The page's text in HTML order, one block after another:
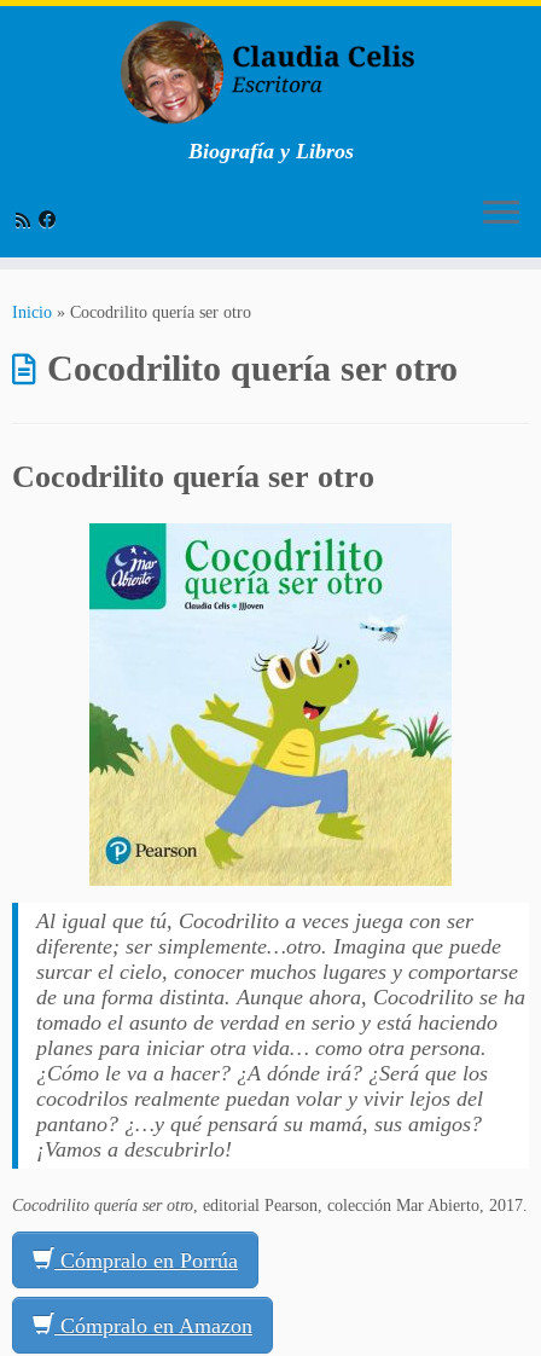
Biografía y Libros
Inicio » Cocodrilito quería ser otro
Cocodrilito quería ser otro
Cocodrilito quería ser otro
Al igual que tú, Cocodrilito a veces juega con ser
diferente; ser simplemente…otro. Imagina que puede
surcar el cielo, conocer muchos lugares y comportarse
de una forma distinta. Aunque ahora, Cocodrilito se ha
tomado el asunto de verdad en serio y está haciendo
planes para iniciar otra vida… como otra persona.
¿Cómo le va a hacer? ¿A dónde irá? ¿Será que los
cocodrilos realmente puedan volar y vivir lejos del
pantano? ¿…y qué pensará su mamá, sus amigos?
¡Vamos a descubrirlo!
Cocodrilito quería ser otro, editorial Pearson, colección Mar Abierto, 2017.
Cómpralo en Porrúa
Cómpralo en Amazon